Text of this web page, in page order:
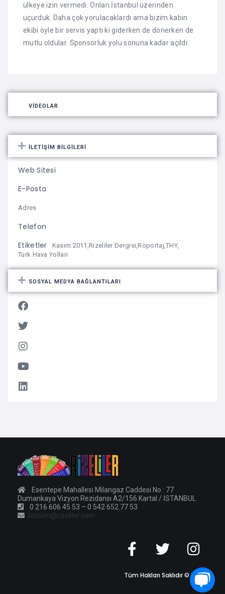
ülkeye izin vermedi. Onları İstanbul üzerinden
uçurduk. Daha çok yorulacaklardı ama bizim kabin
ekibi öyle bir servis yaptı ki giderken de dönerken de
mutlu oldular. Sponsorluk yolu sonuna kadar açıldı.
VIDEOLAR
İLETIŞIM BILGILERI
Web Sitesi
E-Posta
Adres
Telefon
Etiketler
Kasım 2011 ,Rizeliler Dergisi ,Röportaj ,THY
Türk Hava Yolları
SOSYAL MEDYA BAĞLANTILARI
Esentepe Mahallesi Milangaz Caddesi No : 77
Dumankaya Vizyon Rezidansı A2/156 Kartal / İSTANBUL
0 216 606 45 53 – 0 542 652 77 53
iletisim@rizeliler.com
Tüm Hakları Saklıdır © 2011